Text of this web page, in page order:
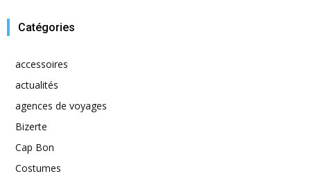
Catégories
accessoires
actualités
agences de voyages
Bizerte
Cap Bon
Costumes